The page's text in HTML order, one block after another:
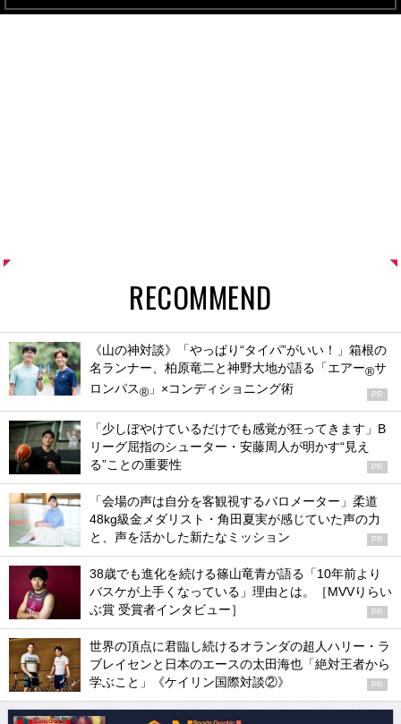
RECOMMEND
《山の神対談》「やっぱり“タイパ”がいい！」箱根の
名ランナー、柏原竜二と神野大地が語る「エアー®サ
ロンパス® 」×コンディショニング術 PR
「少しぼやけているだけでも感覚が狂ってきます」B
リーグ屈指のシューター・安藤周人が明かす“見え
る”ことの重要性
PR
「会場の声は自分を客観視するバロメーター」柔道
48kg級金メダリスト・角田夏実が感じていた声の力
と、声を活かした新たなミッション
PR
38歳でも進化を続ける篠山竜青が語る「10年前より
バスケが上手くなっている」理由とは。［MVVりらい
ぶ賞 受賞者インタビュー］
PR
世界の頂点に君臨し続けるオランダの超人ハリー・ラ
ブレイセンと日本のエースの太田海也「絶対王者から
学ぶこと」《ケイリン国際対談②》
PR